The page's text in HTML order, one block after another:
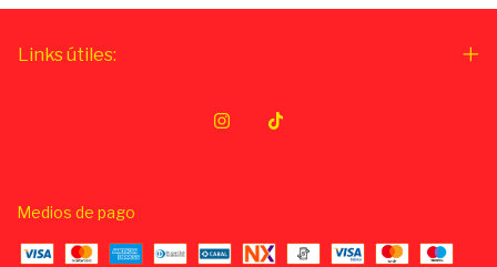
Links útiles:
Medios de pago